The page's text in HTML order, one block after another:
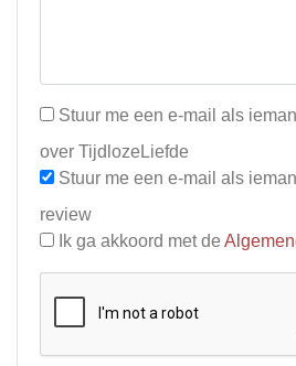
Stuur me een e-mail als
over TijdlozeLiefde
Stuur me een e-mail als
review
Ik ga akkoord met de